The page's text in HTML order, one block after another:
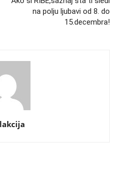
na polju ljubavi od 8. do
15.decembra!